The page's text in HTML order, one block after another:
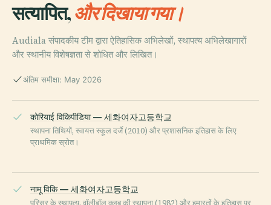
सत्यापित,और दिखाया गया।
Audiala संपादकीय टीम द्वारा ऐतिहासिक अभिलेखों, स्थापत्य अभिलेखागारों
और स्थानीय विशेषज्ञता से शोधित और लिखित।
अंतिम समीक्षा: May 2026
कोरियाई विकिपीडिया — 세화여자고등학교
स्थापना तिथियों, स्वायत्त स्कूल दर्जे (2010) और प्रशासनिक इतिहास के लिए
प्राथमिक स्रोत।
नामू विकि — 세화여자고등학교
परिसर के स्थापत्य, वॉलीबॉल क्लब की स्थापना (1982) और इमारतों के इतिहास पर